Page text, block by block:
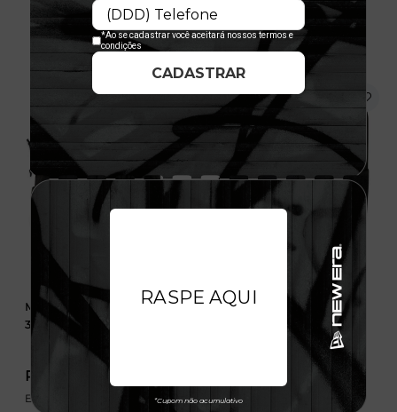
Mochila Carrier Pack Logo
35L
R$ 879,99
Em até 6x de 146,66 sem
Mochila Campus 35L
R$ 549,99